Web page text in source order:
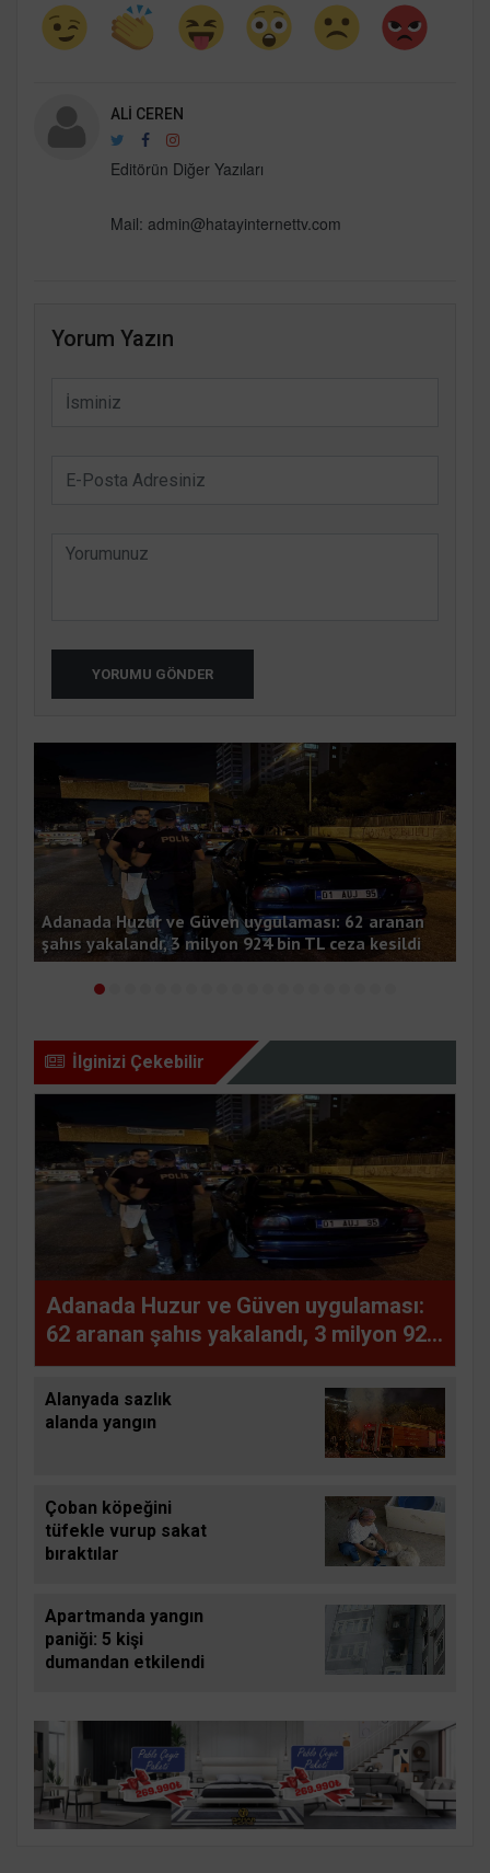
ALI CEREN
Editörün Diğer Yazıları
Mail: admin@hatayinternettv.com
Yorum Yazın
YORUMU GÖNDER
Adanada Huzur ve Güven uygulaması: 62 aranan
şahıs yakalandı, 3 milyon 924 bin TL ceza kesildi
İlginizi Çekebilir
Adanada Huzur ve Güven uygulaması:
62 aranan şahıs yakalandı, 3 milyon 924
bin TL ceza kesildi
Alanyada sazlık
alanda yangın
Çoban köpeğini
tüfekle vurup sakat
bıraktılar
Apartmanda yangın
paniği: 5 kişi
dumandan etkilendi